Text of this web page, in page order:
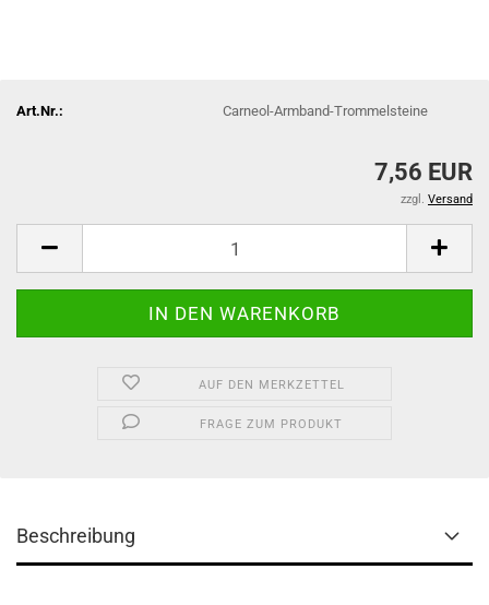
Art.Nr.: Carneol-Armband-Trommelsteine
7,56 EUR
zzgl. Versand
AUF DEN MERKZETTEL
FRAGE ZUM PRODUKT
Beschreibung